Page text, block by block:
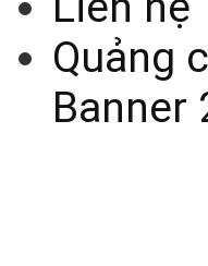
Quảng
Banner